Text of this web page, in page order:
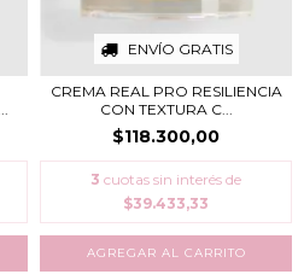
ENVÍO GRATIS
CREMA REAL PRO RESILIENCIA
CON TEXTURA C...
$118.300,00
3 cuotas sin interés de
$39.433,33